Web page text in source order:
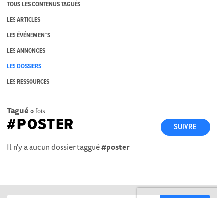
TOUS LES CONTENUS TAGUÉS
LES ARTICLES
LES ÉVÉNEMENTS
LES ANNONCES
LES DOSSIERS
LES RESSOURCES
Tagué 0fois
SUIVRE
#POSTER
Il n'y a aucun dossier taggué#poster